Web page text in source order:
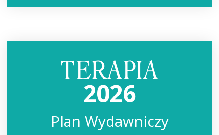
2026
Plan Wydawniczy